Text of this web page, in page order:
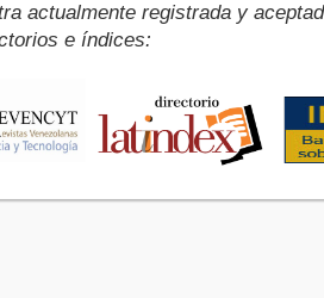
actualmente registrada y
e índices: